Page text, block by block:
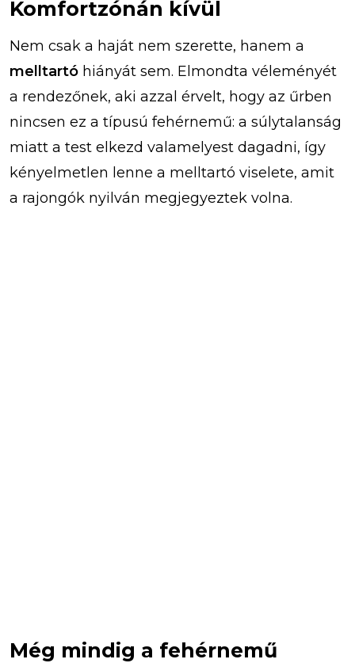
Komfortzónán kívül
Nem csak a haját nem szerette, hanem a
melltartó hiányát sem. Elmondta véleményét
a rendezőnek, aki azzal érvelt, hogy az űrben
nincsen ez a típusú fehérnemű: a súlytalanság
miatt a test elkezd valamelyest dagadni, így
kényelmetlen lenne a melltartó viselete, amit
a rajongók nyilván megjegyeztek volna.
Még mindig a fehérnemű